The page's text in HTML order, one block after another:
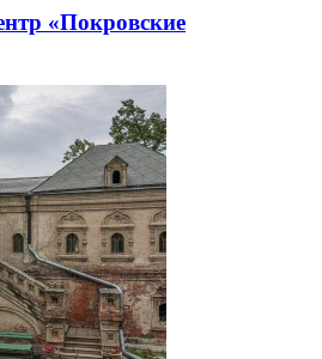
«Покровские